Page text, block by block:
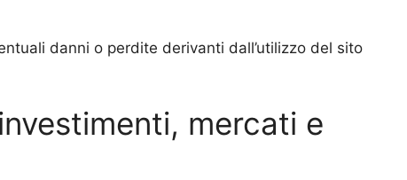
danni o perdite derivanti dall’utilizzo del sito
mercati e